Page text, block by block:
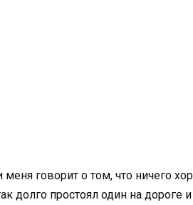
меня говорит о том, что ничего
долго простоял один на дороге